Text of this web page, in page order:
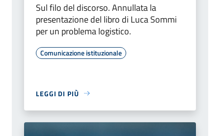
Sul filo del discorso. Annullata la
presentazione del libro di Luca Sommi
per un problema logistico.
Comunicazione istituzionale
LEGGI DI PIÙ